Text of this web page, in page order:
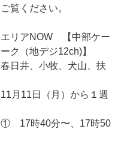
覧ください。
リアNOW    【中部ケー
ク（地デジ12ch)】
日井、小牧、犬山、扶
月11日（月）から１週
40分〜、17時50